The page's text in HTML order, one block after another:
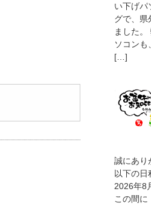
い下げパ
グで、県
ました
ソコンも
[…]
誠にあり
以下の日
2026年8
この間に